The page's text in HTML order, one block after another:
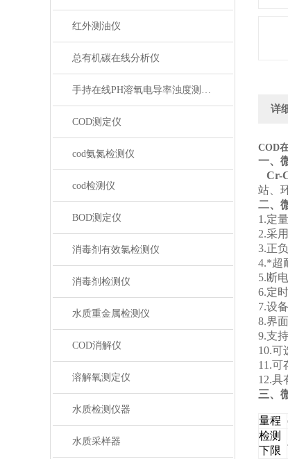
红外测油仪
总有机碳在线分析仪
手持在线PH溶氧电导率浊度测定仪
COD测定仪
cod氨氮检测仪
cod检测仪
BOD测定仪
消毒剂有效氯检测仪
消毒剂检测仪
水质重金属检测仪
COD消解仪
溶解氧测定仪
水质检测仪器
水质采样器
详
COD
一、
Cr-
站、
二、
1.定
2.采
3.正
4.*超
5.断
6.定
7.设
8.界
9.支
10.可
11.可
12.具
三、
量程
检测
下限